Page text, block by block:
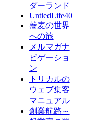
ダーランド
UntiedLife40
蕎麦の世界
への旅
メルマガナ
ビゲーショ
ン
トリカルの
ウェブ集客
マニュアル
創業航路～